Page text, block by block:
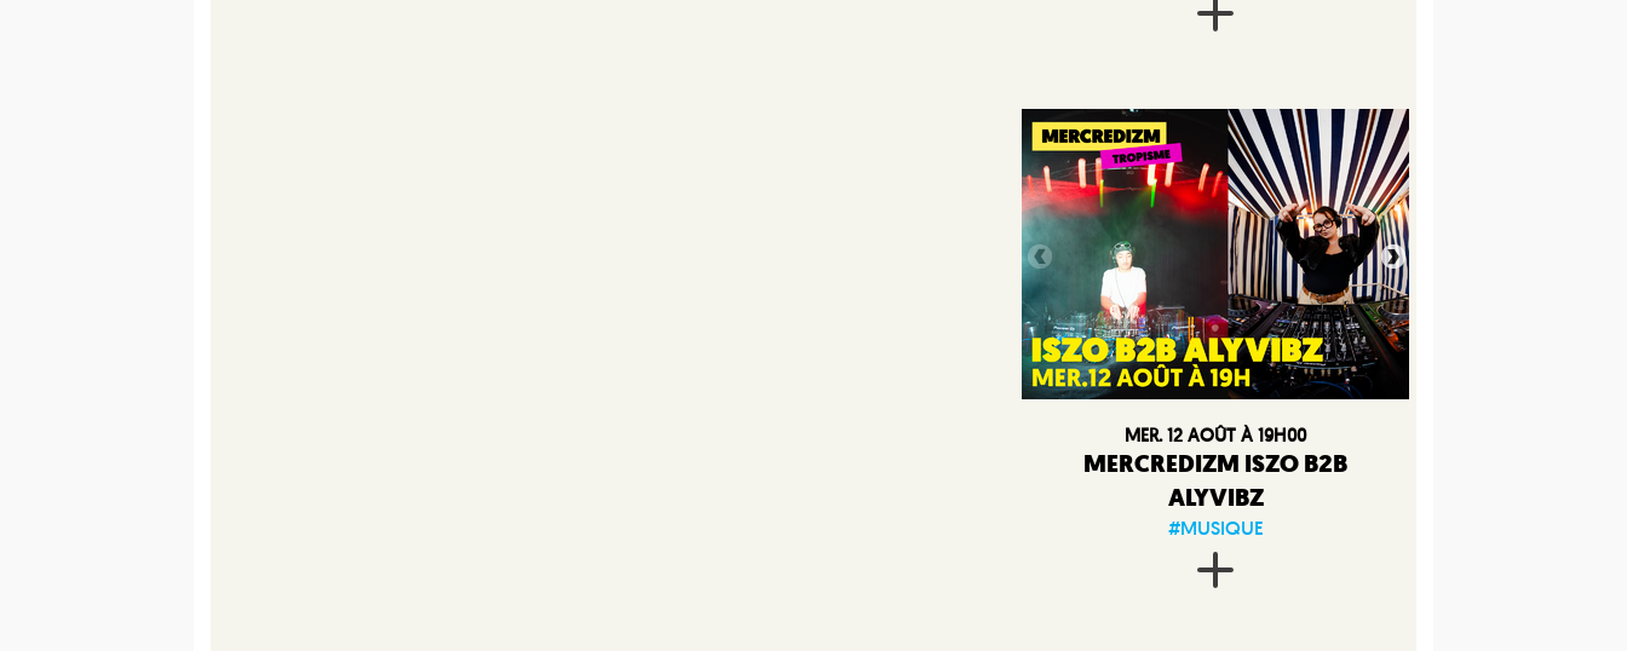
MER. 12 AOÛT À 19H00
MERCREDIZM ISZO B2B
ALYVIBZ
#MUSIQUE